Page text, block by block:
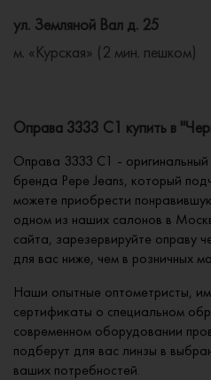
ул. Земляной Вал д. 25
м. «Курская» (2 мин. пешком)
Оправа 3333 C1 купить в
Оправа 3333 C1 -
бренда Pepe Jeans, который
можете приобрести
одном из наших салонов в
сайта, зарезервируйте оправу
для вас ниже, чем в розничных
Наши опытные оптометристы,
сертификаты о специальном
современном оборудовании
подберут для вас линзы в
ваших потребностей.